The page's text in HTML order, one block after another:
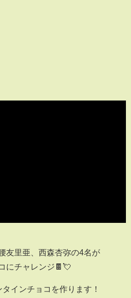
友里亜、西森杏弥の4名が
にチャレンジ🍫💘
インチョコを作ります！